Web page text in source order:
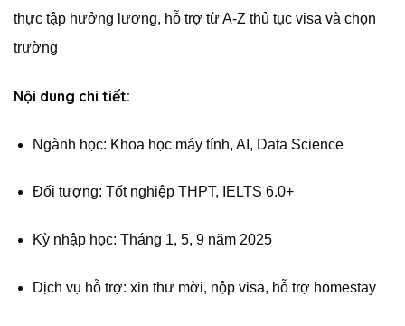
thực tập hưởng lương, hỗ trợ từ A-Z thủ tục visa và chọn
trường
Nội dung chi tiết:
Ngành học: Khoa học máy tính, AI, Data Science
Đối tượng: Tốt nghiệp THPT, IELTS 6.0+
Kỳ nhập học: Tháng 1, 5, 9 năm 2025
Dịch vụ hỗ trợ: xin thư mời, nộp visa, hỗ trợ homestay